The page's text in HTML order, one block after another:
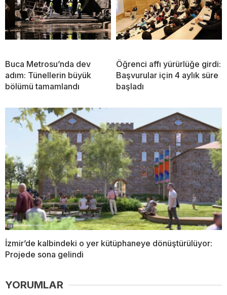
Buca Metrosu’nda dev
adım: Tünellerin büyük
bölümü tamamlandı
Öğrenci affı yürürlüğe girdi:
Başvurular için 4 aylık süre
başladı
İzmir’de kalbindeki o yer kütüphaneye dönüştürülüyor:
Projede sona gelindi
YORUMLAR